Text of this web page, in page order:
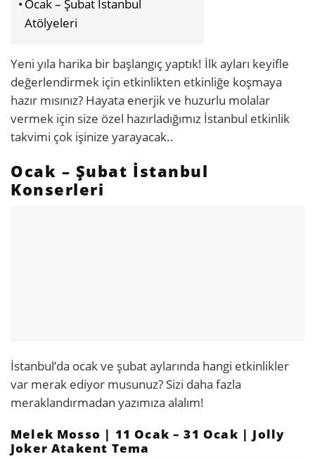
Ocak – Şubat İstanbul
Atölyeleri
Yeni yıla harika bir başlangıç yaptık! İlk ayları keyifle
değerlendirmek için etkinlikten etkinliğe koşmaya
hazır mısınız? Hayata enerjik ve huzurlu molalar
vermek için size özel hazırladığımız İstanbul etkinlik
takvimi çok işinize yarayacak..
Ocak – Şubat İstanbul
Konserleri
İstanbul’da ocak ve şubat aylarında hangi etkinlikler
var merak ediyor musunuz? Sizi daha fazla
meraklandırmadan yazımıza alalım!
Melek Mosso | 11 Ocak – 31 Ocak | Jolly
Joker Atakent Tema